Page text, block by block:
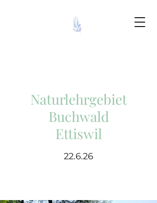
Naturlehrgebiet
Buchwald
Ettiswil
22.6.26